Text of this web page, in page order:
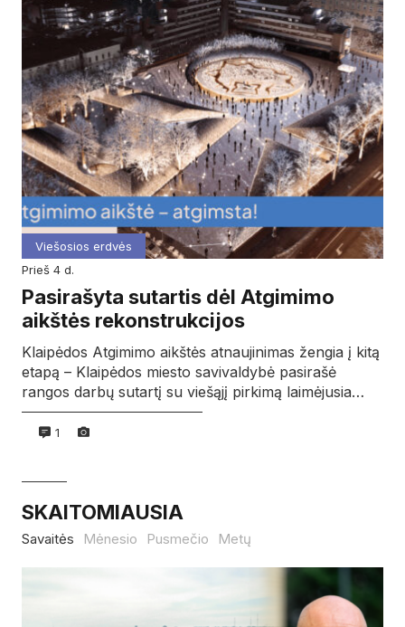
Viešosios erdvės
prieš 4 d.
Pasirašyta sutartis dėl Atgimimo
aikštės rekonstrukcijos
Klaipėdos Atgimimo aikštės atnaujinimas žengia į kitą
etapą – Klaipėdos miesto savivaldybė pasirašė
rangos darbų sutartį su viešąjį pirkimą laimėjusia…
1
SKAITOMIAUSIA
Savaitės Mėnesio Pusmečio Metų